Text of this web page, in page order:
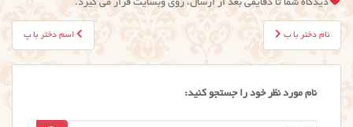
دیدگاه شما تا دقایقی بعد از ارسال، روی وبسایت قرار می گیرد.
راهبری
نوشته
اسم دختر با پ نام دختر با ب
نام مورد نظر خود را جستجو کنید: